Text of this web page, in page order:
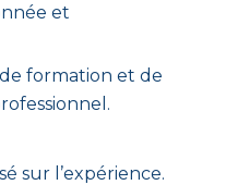
et
formation et de
sur l’expérience.